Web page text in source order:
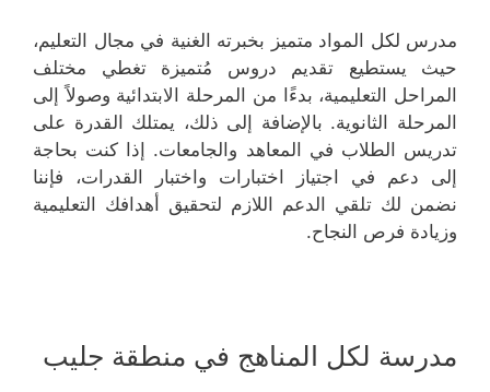
مدرس لكل المواد متميز بخبرته الغنية في مجال التعليم،
حيث يستطيع تقديم دروس مُتميزة تغطي مختلف
المراحل التعليمية، بدءًا من المرحلة الابتدائية وصولاً إلى
المرحلة الثانوية. بالإضافة إلى ذلك، يمتلك القدرة على
تدريس الطلاب في المعاهد والجامعات. إذا كنت بحاجة
إلى دعم في اجتياز اختبارات واختبار القدرات، فإننا
نضمن لك تلقي الدعم اللازم لتحقيق أهدافك التعليمية
وزيادة فرص النجاح.
مدرسة لكل المناهج في منطقة جليب